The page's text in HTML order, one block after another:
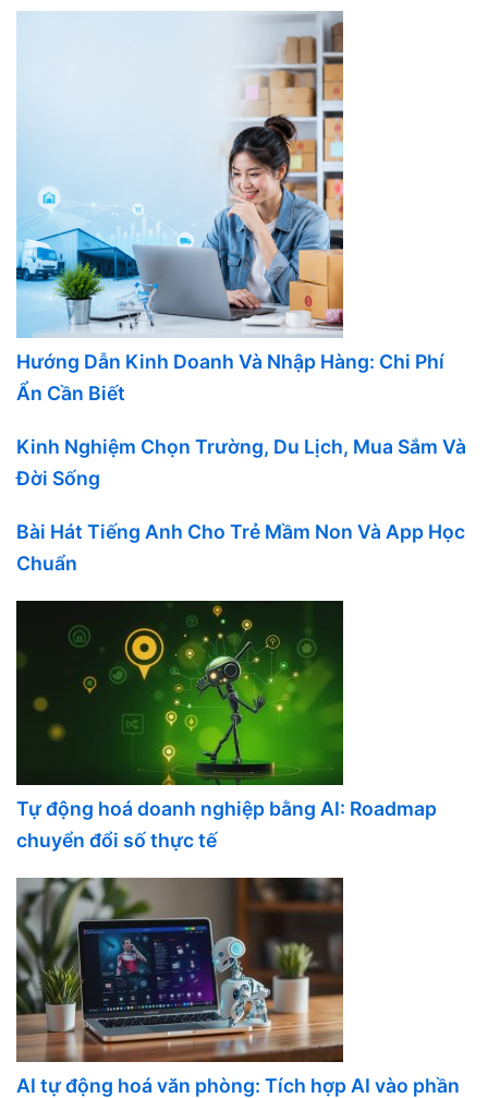
Hướng Dẫn Kinh Doanh Và Nhập Hàng: Chi Phí
Ẩn Cần Biết
Kinh Nghiệm Chọn Trường, Du Lịch, Mua Sắm Và
Đời Sống
Bài Hát Tiếng Anh Cho Trẻ Mầm Non Và App Học
Chuẩn
Tự động hoá doanh nghiệp bằng AI: Roadmap
chuyển đổi số thực tế
AI tự động hoá văn phòng: Tích hợp AI vào phần